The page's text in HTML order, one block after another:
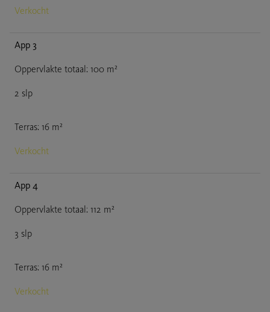
Verkocht
App 3
Oppervlakte totaal : 100 m²
2 slp
Terras: 16 m²
Verkocht
App 4
Oppervlakte totaal : 112 m²
3 slp
Terras: 16 m²
Verkocht